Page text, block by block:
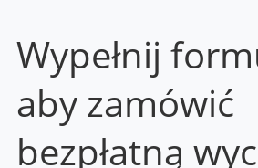
Wypełnij
aby zamówić
bezpłatną